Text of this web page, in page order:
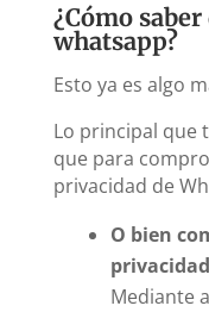
¿Cómo
whatsapp?
Esto ya es algo
Lo principal que
que para
privacidad de
O bien
Mediante